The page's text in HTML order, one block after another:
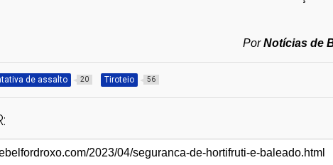
PorNotícias de
de assalto 20 Tiroteio 56